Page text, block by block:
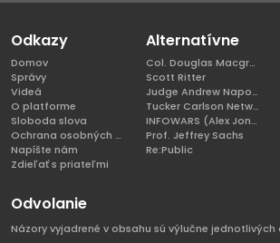
Odkazy
Domov
Správy
Videá
O platforme
Sloboda slova
Ochrana osobných údajov
Napíšte nám
Zdieľať s priateľmi
Alternatívne
Col. Douglas Macgregor, Ph.D
Scott Ritter
Judge Andrew Napolitano
Tucker Carlson Network
INFOWARS (Alex Jones)
Prof. Jeffrey Sachs
Re:Public
Odvolanie
Názory vyjadrené v obsahu sú výlučne